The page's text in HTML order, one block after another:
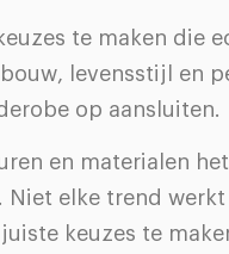
te maken die
levensstijl en
op aansluiten.
en materialen
elke trend werkt
keuzes te